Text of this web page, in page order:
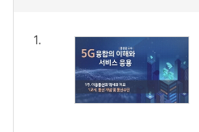
1.